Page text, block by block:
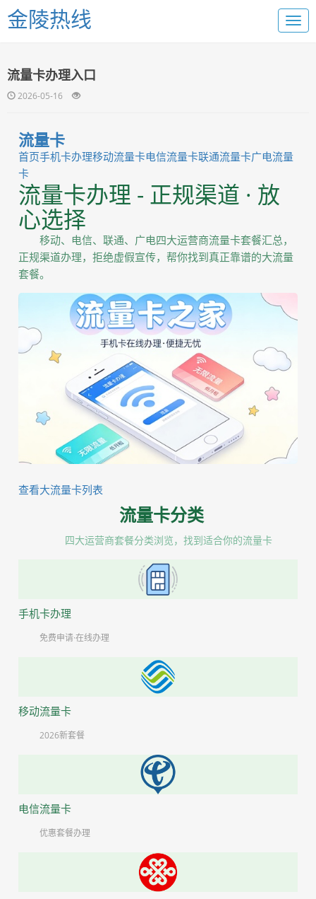
金陵热线
流量卡办理入口
2026-05-16
流量卡
首页手机卡办理移动流量卡电信流量卡联通流量卡广电流量
卡
流量卡办理 - 正规渠道 · 放
心选择
移动、电信、联通、广电四大运营商流量卡套餐汇总，
正规渠道办理，拒绝虚假宣传，帮你找到真正靠谱的大流量
套餐。
查看大流量卡列表
流量卡分类
四大运营商套餐分类浏览，找到适合你的流量卡
手机卡办理
免费申请·在线办理
移动流量卡
2026新套餐
电信流量卡
优惠套餐办理